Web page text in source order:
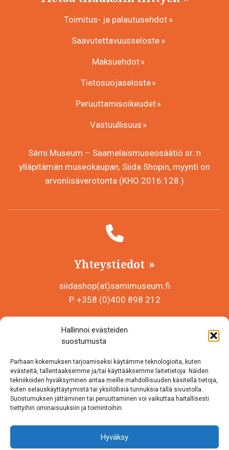
Hallinnoi evästeiden
suostumusta
Parhaan kokemuksen tarjoamiseksi käytämme teknologioita, kuten
evästeitä, tallentaaksemme ja/tai käyttääksemme laitetietoja. Näiden
tekniikoiden hyväksyminen antaa meille mahdollisuuden käsitellä tietoja,
kuten selauskäyttäytymistä tai yksilöllisiä tunnuksia tällä sivustolla.
Suostumuksen jättäminen tai peruuttaminen voi vaikuttaa haitallisesti
tiettyihin ominaisuuksiin ja toimintoihin.
Hyväksy
Toimitus- ja palautusehdot
Saavutettavuusseloste
Maksuehdot
Tietosuojaseloste
Peruuttamisoikeudet
Vastuullisuus
Sámi Museum – Saamelaismuseosäätiö sr.:n
ylläpitämän museokaupan, Siida Shopin, myynti on
arvonlisäverotonta (KHO 2016:128.)
Yhteystiedot
siidashop(at)samimuseum.fi
P. +358 (0)400 898 212
Y-tunnus 0625907-2
Inarintie 46
99870 Inari
Löydät meidät myös somesta!
Instagram
Facebook